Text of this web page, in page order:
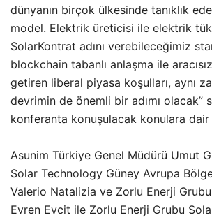
dünyanın birçok ülkesinde tanıklık
model. Elektrik üreticisi ile elektrik
SolarKontrat adını verebileceğimiz
blockchain tabanlı anlaşma ile
getiren liberal piyasa koşulları, aynı
devrimin de önemli bir adımı olacak”
konferanta konuşulacak konulara
Asunim Türkiye Genel Müdürü Umut
Solar Technology Güney Avrupa
Valerio Natalizia ve Zorlu Enerji
Evren Evcit ile Zorlu Enerji Grubu